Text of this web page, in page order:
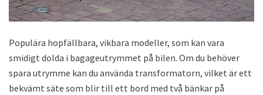
Populära hopfällbara, vikbara modeller, som kan vara
smidigt dolda i bagageutrymmet på bilen. Om du behöver
spara utrymme kan du använda transformatorn, vilket är ett
bekvämt säte som blir till ett bord med två bänkar på